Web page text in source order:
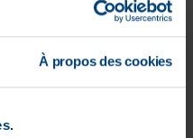
À propos des cookies